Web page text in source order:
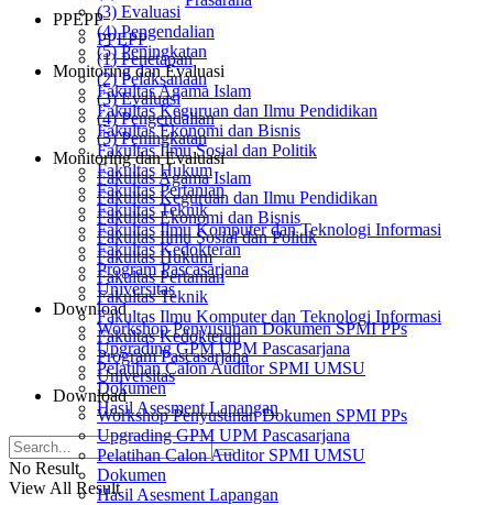
(3) Evaluasi
(4) Pengendalian
(5) Peningkatan
Monitoring dan Evaluasi
Fakultas Agama Islam
Fakultas Keguruan dan Ilmu Pendidikan
Fakultas Ekonomi dan Bisnis
Fakultas Ilmu Sosial dan Politik
Fakultas Hukum
Fakultas Pertanian
Fakultas Teknik
Fakultas Ilmu Komputer dan Teknologi Informasi
Fakultas Kedokteran
Program Pascasarjana
Universitas
Download
Workshop Penyusunan Dokumen SPMI PPs
Upgrading GPM UPM Pascasarjana
Pelatihan Calon Auditor SPMI UMSU
Dokumen
Hasil Asesment Lapangan
No Result
View All Result
PPEPP
PPEPP
(1) Penetapan
(2) Pelaksanaan
(3) Evaluasi
(4) Pengendalian
(5) Peningkatan
Monitoring dan Evaluasi
Fakultas Agama Islam
Fakultas Keguruan dan Ilmu Pendidikan
Fakultas Ekonomi dan Bisnis
Fakultas Ilmu Sosial dan Politik
Fakultas Hukum
Fakultas Pertanian
Fakultas Teknik
Fakultas Ilmu Komputer dan Teknologi Informasi
Fakultas Kedokteran
Program Pascasarjana
Universitas
Download
Workshop Penyusunan Dokumen SPMI PPs
Upgrading GPM UPM Pascasarjana
Pelatihan Calon Auditor SPMI UMSU
Dokumen
Hasil Asesment Lapangan